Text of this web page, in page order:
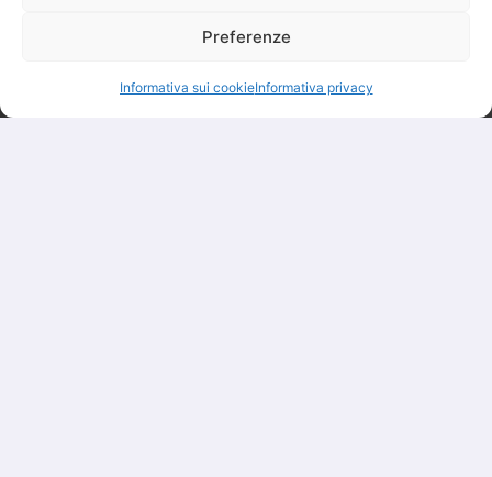
Preferenze
Informativa sui cookieInformativa privacy